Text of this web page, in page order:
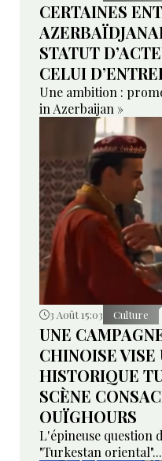
CERTAINES
STATUT
CELUI
Une ambition :
in Azerbaijan »
3 Août 15:03 Culture
UNE
CHINOISE VISE
HISTORIQUE
SCÈNE
OUÏGHOURS
L'épineuse question
"Turkestan oriental"...